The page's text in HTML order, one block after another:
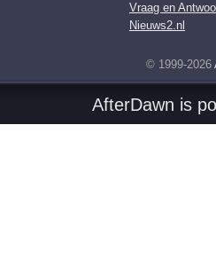
Vraag en
Nieuws2.nl
© 1999-2026
AfterDawn is